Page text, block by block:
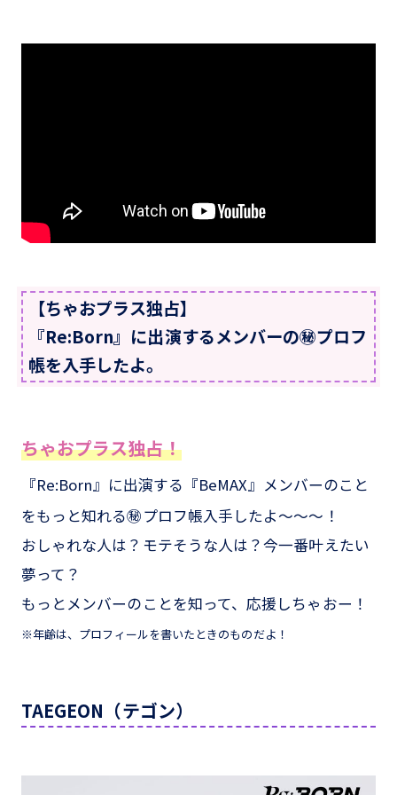
【ちゃおプラス独占】
『Re:Born』に出演するメンバーの㊙プロフ
帳を入手したよ。
ちゃおプラス独占！
『Re:Born』に出演する『BeMAX』メンバーのこと
をもっと知れる㊙プロフ帳入手したよ～～～！
おしゃれな人は？モテそうな人は？今一番叶えたい
夢って？
もっとメンバーのことを知って、応援しちゃおー！
※年齢は、プロフィールを書いたときのものだよ！
TAEGEON（テゴン）